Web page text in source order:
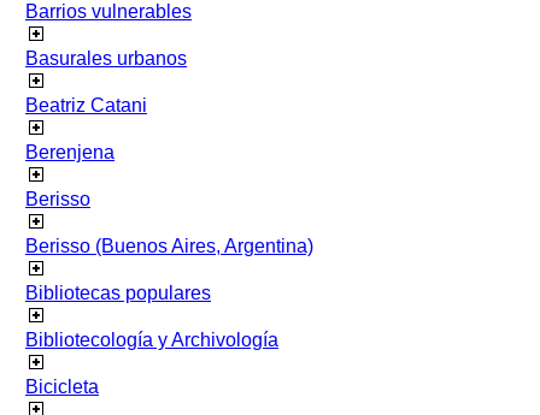
Barrios vulnerables
Basurales urbanos
Beatriz Catani
Berenjena
Berisso
Berisso (Buenos Aires, Argentina)
Bibliotecas populares
Bibliotecología y Archivología
Bicicleta